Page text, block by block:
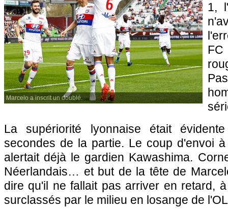
Marcelo a inscrit un doublé.
1,
La supériorité lyonnaise était
secondes de la partie. Le coup d'envoi
alertait déjà le gardien Kawashima.
Néerlandais… et but de la tête de
dire qu'il ne fallait pas arriver en retard,
surclassés par le milieu en losange de